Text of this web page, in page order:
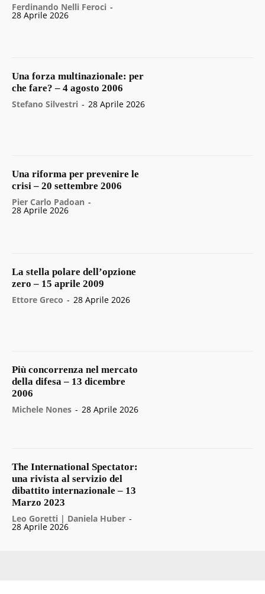
Ferdinando Nelli Feroci -
28 Aprile 2026
Una forza multinazionale: per
che fare? – 4 agosto 2006
Stefano Silvestri - 28 Aprile 2026
Una riforma per prevenire le
crisi – 20 settembre 2006
Pier Carlo Padoan -
28 Aprile 2026
La stella polare dell’opzione
zero – 15 aprile 2009
Ettore Greco - 28 Aprile 2026
Più concorrenza nel mercato
della difesa – 13 dicembre
2006
Michele Nones - 28 Aprile 2026
The International Spectator:
una rivista al servizio del
dibattito internazionale – 13
Marzo 2023
Leo Goretti | Daniela Huber -
28 Aprile 2026